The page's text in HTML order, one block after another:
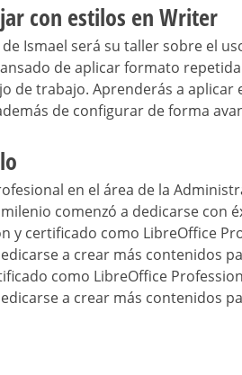
con estilos en Writer
Ismael será su taller sobre el
de aplicar formato
de trabajo. Aprenderás a aplicar
de configurar de forma
en el área de la
comenzó a dedicarse con
y certificado como LibreOffice
a crear más contenidos
como LibreOffice
a crear más contenidos